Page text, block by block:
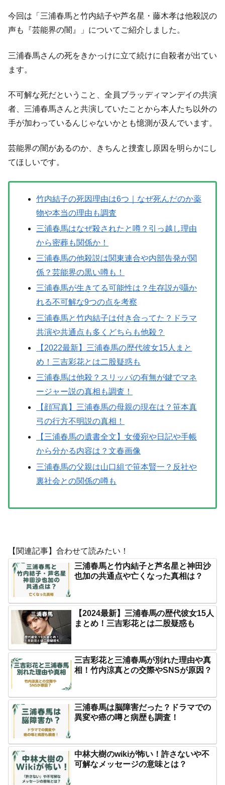
今回は「三浦春馬と竹内結子や芦名星・藤木孝は他殺説の
声も『芸能界の闇』」についてご紹介しました。
三浦春馬さんの死をきかっけに立て続けに自殺者が出てい
ます。
不可解な死だということ、全員ブラッディマンデイの共演
者、三浦春馬さんと共演していたことから本人たち以外の
手が加わっているんじゃないかとも憶測が及んでいます。
芸能界の闇があるのか、きちんと捜査し原因を明らかにし
てほしいです。
竹内結子の死因理由は6つ｜なぜ死んだのか薬
物や本当の理由も調査
三浦春馬はなぜ殺されたと噂？引っ越し理由
から密葬も関係か！
三浦春馬の他殺説は関東連合や内部告発が関
係？芸能界の黒い噂も！
三浦春馬が生きてる可能性は？生存説が囁か
れる不可解な9つの点を考察
三浦春馬と竹内結子は付き合ってた？ドラマ
共演や共通点も多くどちらも他殺？
【2022最新】三浦春馬の歴代彼女15人まと
め！三吉彩花とは二股疑惑も
三浦春馬は他殺？スリッパの有無が鍵でマネ
ージャー説の真相も調査！
【顔写真】三浦春馬の母親の現在は？笹本真
弓の行方不明説の真相！
【三浦春馬の遺書全文】女優宛や日記や手帳
から分かる内容は？文春画像
三浦春馬の父親は山口組で笹本賢一？反社や
裏社会との関係の噂も
【関連記事】合わせて読みたい！
三浦春馬と竹内結子と芦名星と神田沙
也加の共通点や亡くなった真相は？
【2024最新】三浦春馬の歴代彼女15人
まとめ！三吉彩花とは二股疑惑も
三吉彩花と三浦春馬が別れた理由や真
相！竹内涼真との交際やSNSが原因？
三浦春馬は脳障害だった？ドラマでの
異変や癌の噂と病歴も調査！
中林大樹のwikiが怖い！許さないや不
可解なメッセージの意味とは？